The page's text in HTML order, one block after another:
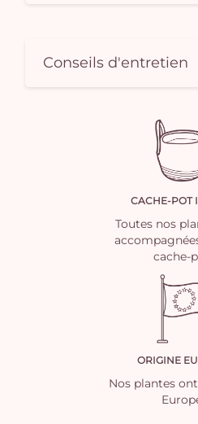
Conseils d'entretien
CACHE-POT
Toutes nos
cache-
ORIGINE
Nos plantes